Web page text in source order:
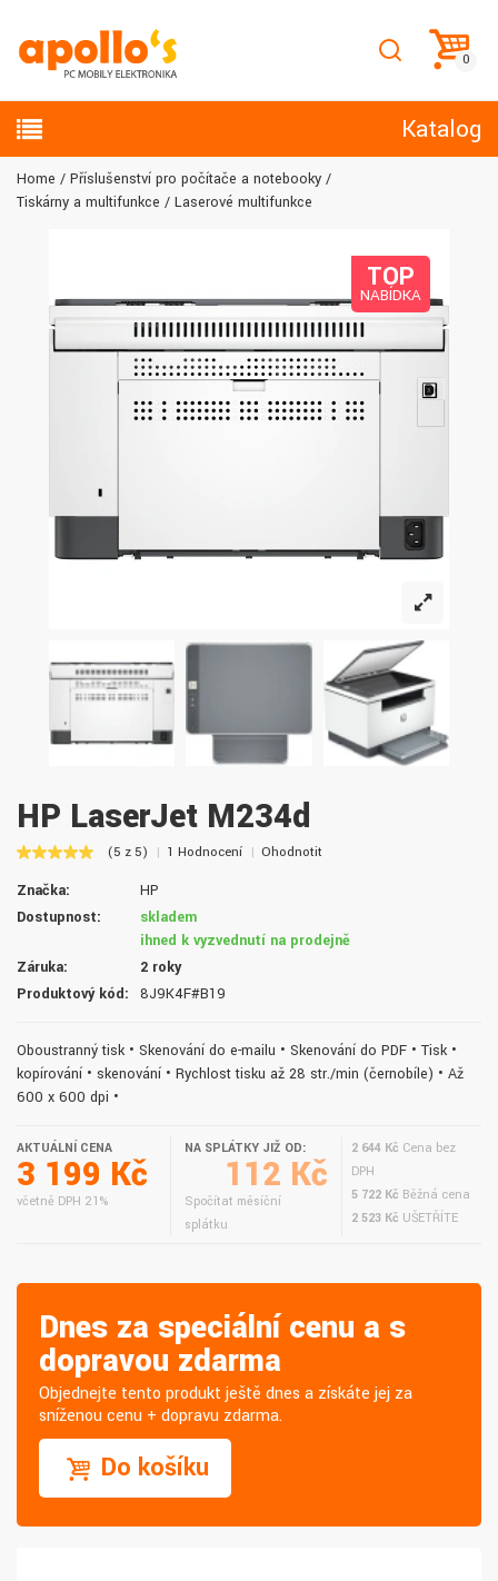
Katalog
Home
Příslušenství pro počítače a notebooky
Tiskárny a multifunkce
Laserové multifunkce
TOP
NABÍDKA
HP LaserJet M234d
(5 z 5) 1 Hodnocení Ohodnotit
Značka:
HP
Dostupnost:
skladem
ihned k vyzvednutí na prodejně
Záruka:
2 roky
Produktový kód:
8J9K4F#B19
Oboustranný tisk • Skenování do e-mailu • Skenování do PDF • Tisk •
kopírování • skenování • Rychlost tisku až 28 str./min (černobíle) • Až
600 x 600 dpi •
AKTUÁLNÍ CENA
3 199 Kč
včetně DPH 21%
NA SPLÁTKY JIŽ OD:
112 Kč
Spočítat měsíční
splátku
2 644 Kč Cena bez
DPH
5 722 Kč Běžná cena
2 523 Kč UŠETŘÍTE
Dnes za speciální cenu a s
dopravou zdarma
Objednejte tento produkt ještě dnes a získáte jej za
sníženou cenu + dopravu zdarma.
Do košíku